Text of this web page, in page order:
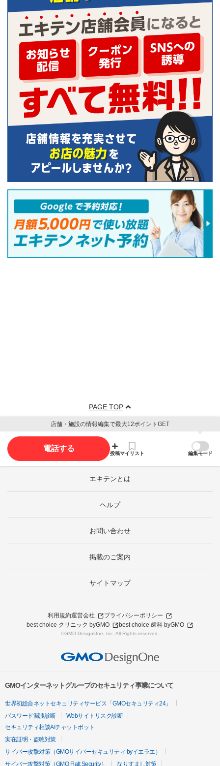
PAGE TOP
店舗・施設の情報編集で最大12ポイントGET
電話する
投稿マイリスト 編集モード
エキテンとは
ヘルプ
お問い合わせ
掲載のご案内
サイトマップ
利用規約運営会社
プライバシーポリシー
best choice クリニック byGMO
best choice 歯科 byGMO
©GMO DesignOne, Inc. All Rights reserved.
GMOインターネットグループのセキュリティ事業について
世界初総合ネットセキュリティサービス「GMOセキュリティ24」
パスワード漏洩診断
Webサイトリスク診断
セキュリティ相談AIチャットボット
実在証明・盗聴対策
サイバー攻撃対策（GMOサイバーセキュリティ byイエラエ）
サイバー攻撃対策（GMO Flatt Security）
なりすまし対策